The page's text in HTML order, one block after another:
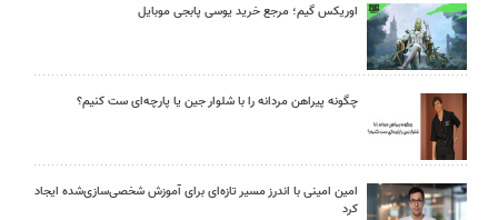
اوریکس گیم؛ مرجع خرید یوسی پابجی موبایل
چگونه پیراهن مردانه را با شلوار جین یا پارچه‌ای ست کنیم؟
امین امینی با اندرز مسیر تازه‌ای برای آموزش شخصی‌سازی‌شده ایجاد
کرد